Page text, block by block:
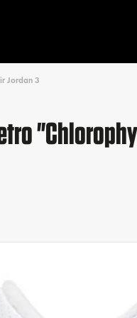
Jordan 3